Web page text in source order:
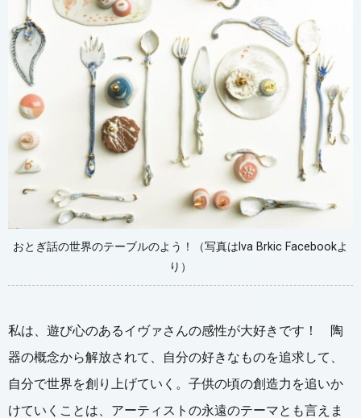
おとぎ話の世界のテーブルのよう！（写真はIva Brkic Facebookよ
り）
私は、遊び心のあるイヴァさんの感性が大好きです！ 陶
器の概念から解放されて、自分の好きなものを追求して、
自分で世界を創り上げていく。子供の頃の創造力を追いか
けていくことは、アーティストの永遠のテーマとも言えま